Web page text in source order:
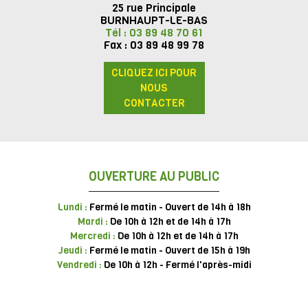
25 rue Principale
BURNHAUPT-LE-BAS
Tél : 03 89 48 70 61
Fax : 03 89 48 99 78
CLIQUEZ ICI POUR
NOUS
CONTACTER
OUVERTURE AU PUBLIC
Lundi : Fermé le matin - Ouvert de 14h à 18h
Mardi : De 10h à 12h et de 14h à 17h
Mercredi : De 10h à 12h et de 14h à 17h
Jeudi : Fermé le matin - Ouvert de 15h à 19h
Vendredi : De 10h à 12h - Fermé l'après-midi